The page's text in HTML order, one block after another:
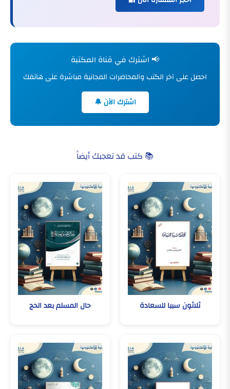
📢 اشترك في قناة المكتبة
احصل على آخر الكتب والمحاضرات المجانية مباشرة على هاتفك
اشترك الآن 🔔
📚 كتب قد تعجبك أيضاً
ثلاثون سببا للسعادة حال المسلم بعد الحج